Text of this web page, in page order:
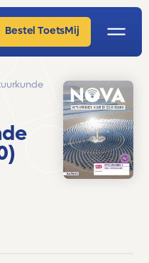
Bestel ToetsMij